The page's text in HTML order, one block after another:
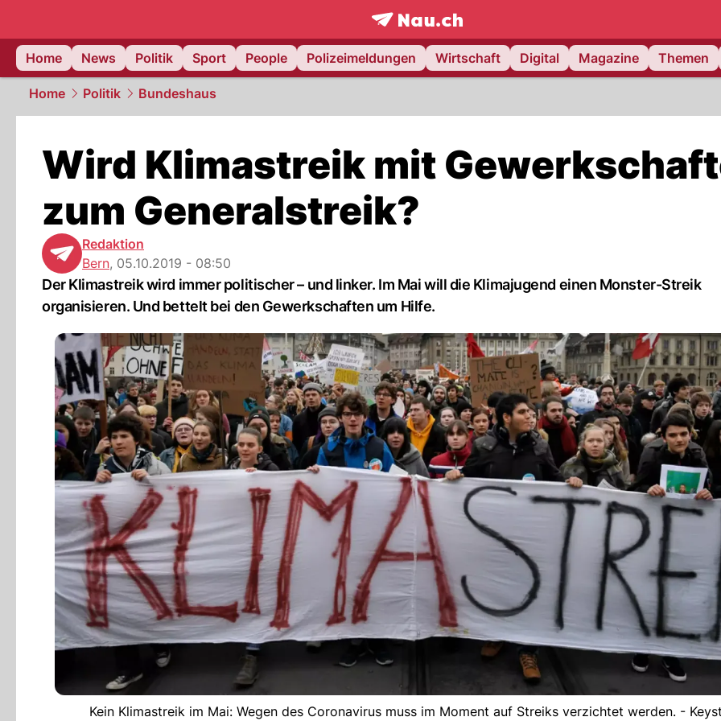
frontpage.NAU.ch
Home
News Politik Sport People Polizeimeldungen Wirtschaft Digital Magazine Themen
Home Politik Bundeshaus
Wird Klimastreik mit
zum Generalstreik?
Redaktion
Bern, 05.10.2019 - 08:50
Der Klimastreik wird immer politischer – und linker. Im Mai will die Klimajugend einen Monster-Streik
organisieren. Und bettelt bei den Gewerkschaften um Hilfe.
Kein Klimastreik im Mai: Wegen des Coronavirus muss im Moment auf Streiks verzichtet werden. -